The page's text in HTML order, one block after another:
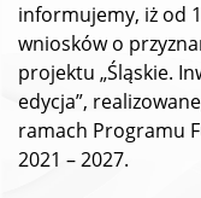
informujemy, iż od
wniosków o
projektu „Śląskie.
edycja”,
ramach Programu
2021 – 2027.